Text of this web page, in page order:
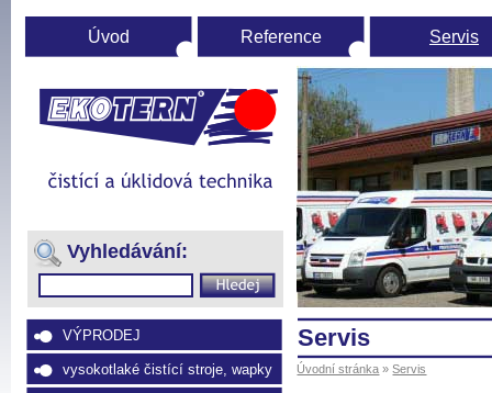
Úvodní
stránka
(Přejít
navigaci)
Servis
Vyhledávání:
VÝPRODEJ
vysokotlaké čistící stroje, wapky
Úvod Reference Servis
Úvodní stránka »Servis